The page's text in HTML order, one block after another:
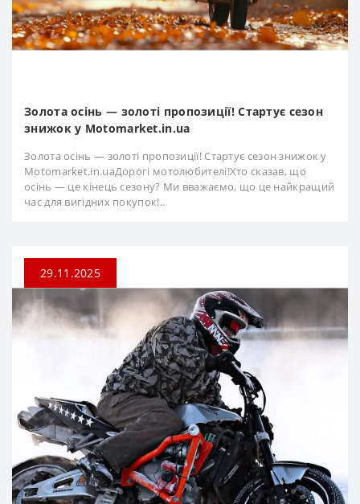
Золота осінь — золоті пропозиції! Стартує сезон
знижок у Motomarket.in.ua
Золота осінь — золоті пропозиції! Стартує сезон знижок у
Motomarket.in.uaДорогі мотолюбителі!Хто сказав, що
осінь — це кінець сезону? Ми вважаємо, що це найкращий
час для вигідних покупок!..
29.11.2025